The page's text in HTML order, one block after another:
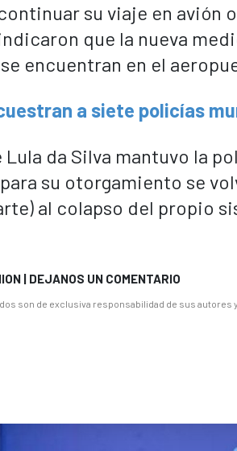
su viaje en avión
que la nueva
encuentran en el
a siete policías
da Silva mantuvo la
su otorgamiento se
al colapso del propio
| DEJANOS UN COMENTARIO
son de exclusiva responsabilidad de sus